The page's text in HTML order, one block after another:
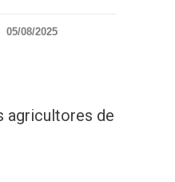
05/08/2025
agricultores de